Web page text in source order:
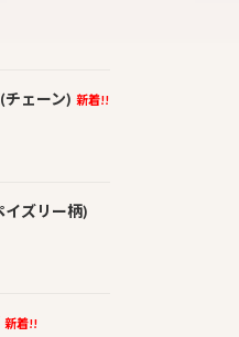
チェーン) 新着!!
イズリー柄)
新着!!